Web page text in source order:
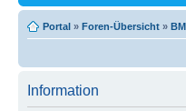
Portal » Foren-Übersicht »
Information